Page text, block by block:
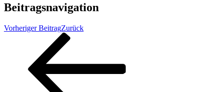
Beitragsnavigation
Vorheriger BeitragZurück